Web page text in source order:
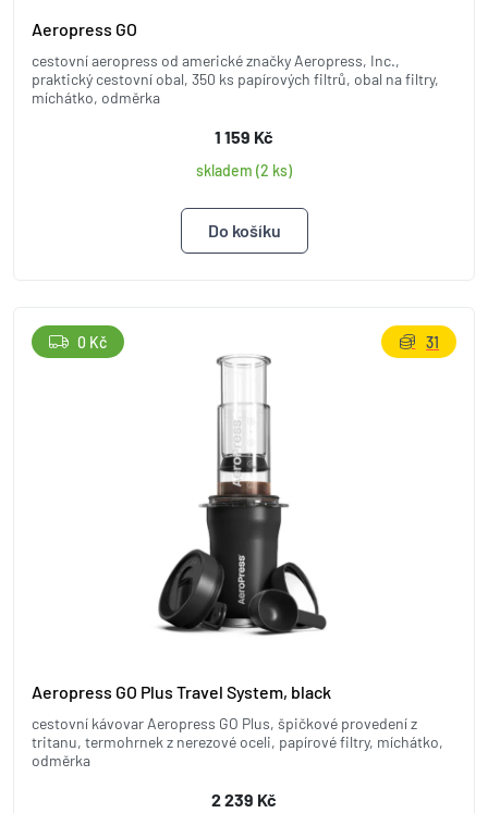
Aeropress GO
cestovní aeropress od americké značky Aeropress, Inc.,
praktický cestovní obal, 350 ks papírových filtrů, obal na filtry,
míchátko, odměrka
1 159 Kč
skladem (2 ks)
Aeropress GO Plus Travel System, black
cestovní kávovar Aeropress GO Plus, špičkové provedení z
tritanu, termohrnek z nerezové oceli, papírové filtry, míchátko,
odměrka
2 239 Kč
0 Kč 31